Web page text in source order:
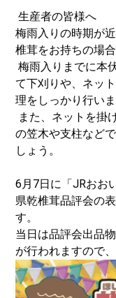
生産者の皆様へ
梅雨入りの時期が
椎茸をお持ちの場
梅雨入りまでに本
て下刈りや、ネッ
理をしっかり行いま
また、ネットを掛
の笠木や支柱など
しょう。
6月7日に「JRおお
県乾椎茸品評会の
す。
当日は品評会出品
が行われますので